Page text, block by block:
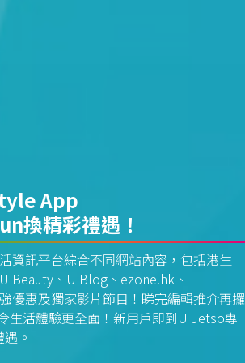
App
換精彩禮遇！
資訊平台綜合不同網站內容，包括港生
Beauty、U Blog、ezone.hk、
優惠及獨家影片節目！睇完編輯推介再攞
生活體驗更全面！新用戶即到U Jetso專
。